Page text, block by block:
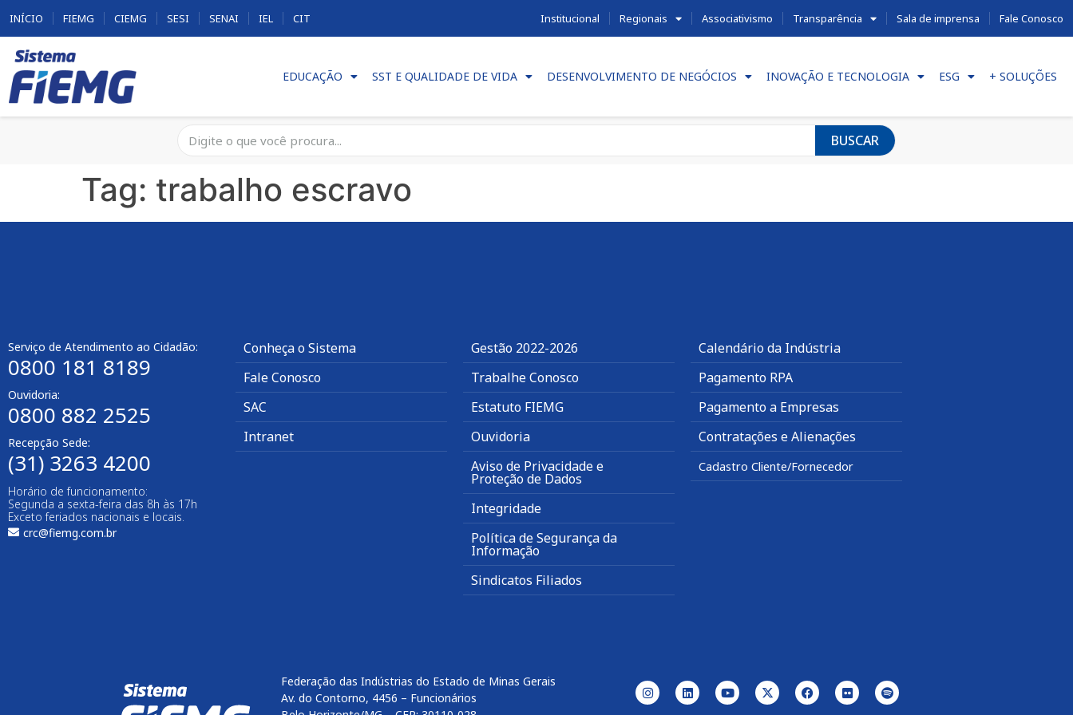
INÍCIO FIEMG CIEMG SESI SENAI IEL CIT Institucional Regionais Associativismo Transparência Sala de imprensa Fale Conosco
EDUCAÇÃO SST E QUALIDADE DE VIDA DESENVOLVIMENTO DE NEGÓCIOS INOVAÇÃO E TECNOLOGIA ESG + SOLUÇÕES
BUSCAR
Tag: trabalho escravo
Serviço de Atendimento ao Cidadão:
0800 181 8189
Ouvidoria:
0800 882 2525​
Recepção Sede:
(31) 3263 4200
Horário de funcionamento:
Segunda a sexta-feira das 8h às 17h
Exceto feriados nacionais e locais.
crc@fiemg.com.br
Conheça o Sistema
Fale Conosco
SAC
Intranet
Gestão 2022-2026
Trabalhe Conosco
Estatuto FIEMG
Ouvidoria
Aviso de Privacidade e
Proteção de Dados
Integridade
Política de Segurança da
Informação
Sindicatos Filiados
Calendário da Indústria
Pagamento RPA
Pagamento a Empresas
Contratações e Alienações
Cadastro Cliente/Fornecedor
Federação das Indústrias do Estado de Minas Gerais
Av. do Contorno, 4456 – Funcionários